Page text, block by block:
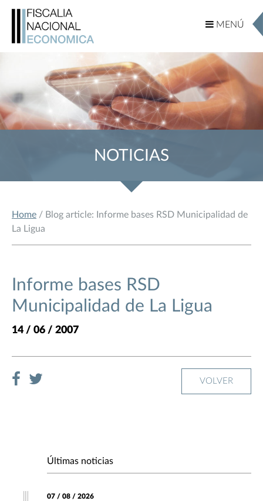
MENÚ
MENÚ
NOTICIAS
Home / Blog article: Informe bases RSD Municipalidad de
La Ligua
Informe bases RSD
Municipalidad de La Ligua
14 / 06 / 2007
VOLVER
Últimas noticias
07 / 08 / 2026